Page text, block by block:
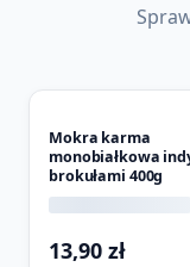
Mokra karma
monobiałkowa
brokułami 400g
13,90 zł